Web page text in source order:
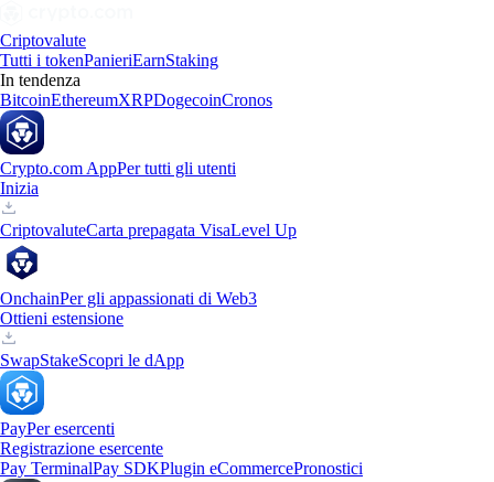
Criptovalute
Tutti i tokenPanieriEarnStaking
In tendenza
BitcoinEthereumXRPDogecoinCronos
Crypto.com AppPer tutti gli utenti
Inizia
CriptovaluteCarta prepagata VisaLevel Up
OnchainPer gli appassionati di Web3
Ottieni estensione
SwapStakeScopri le dApp
PayPer esercenti
Registrazione esercente
Pay TerminalPay SDKPlugin eCommercePronostici